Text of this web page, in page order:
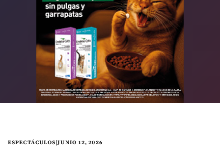
ESPECTÁCULOS|JUNIO 12, 2026